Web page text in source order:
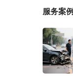
服务案例